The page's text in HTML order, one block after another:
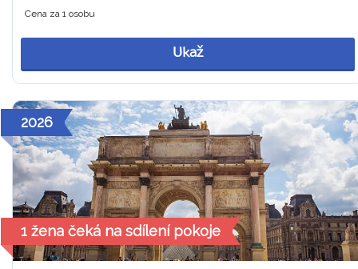
Cena za 1 osobu
Ukaž
2026
1 žena čeká na sdílení pokoje